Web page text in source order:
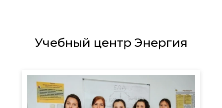
Учебный центр Энергия